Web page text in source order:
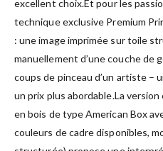
excellent choix.Et pour les
technique exclusive Premium
: une image imprimée sur toile
manuellement d’une couche de
coups de pinceau d’un artiste –
un prix plus abordable.La
en bois de type American Box
couleurs de cadre disponibles,